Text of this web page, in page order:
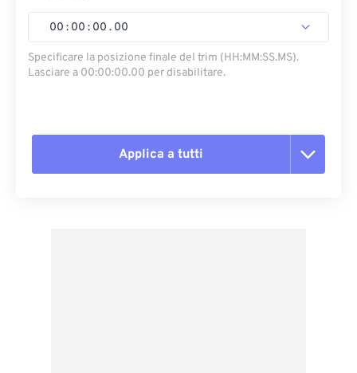
00 : 00 : 00 . 00
Specificare la posizione finale del trim (HH:MM:SS.MS).
Lasciare a 00:00:00.00 per disabilitare.
Applica a tutti